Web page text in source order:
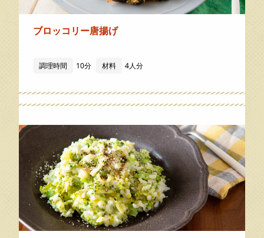
ブロッコリー唐揚げ
調理時間 10分 材料 4人分